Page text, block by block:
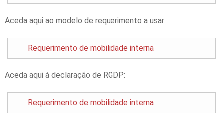
Aceda aqui ao modelo de requerimento a usar:
Requerimento de mobilidade interna
Aceda aqui à declaração de RGDP:
Requerimento de mobilidade interna